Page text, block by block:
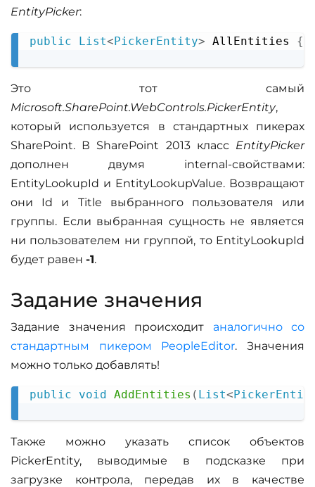
EntityPicker:
public List<PickerEntity> AllEntities {
Copy
Это тот самый
Microsoft.SharePoint.WebControls.PickerEntity,
который используется в стандартных пикерах
SharePoint. В SharePoint 2013 класс EntityPicker
дополнен двумя internal-свойствами:
EntityLookupId и EntityLookupValue. Возвращают
они Id и Title выбранного пользователя или
группы. Если выбранная сущность не является
ни пользователем ни группой, то EntityLookupId
будет равен -1.
Задание значения
Задание значения происходит аналогично со
стандартным пикером PeopleEditor. Значения
можно только добавлять!
public void AddEntities ( List< Copy
Также можно указать список объектов
PickerEntity, выводимые в подсказке при
загрузке контрола, передав их в качестве